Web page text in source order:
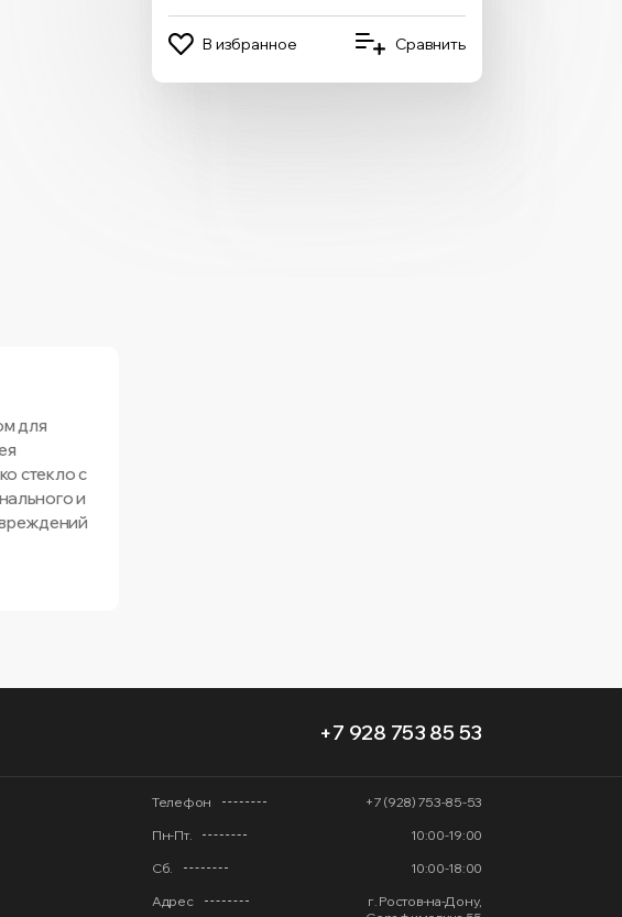
В избранное Сравнить
для
стекло с
и
+7 928 753 85 53
Телефон
+7 (928) 753-85-53
Пн-Пт.
10:00-19:00
Сб.
10:00-18:00
Адрес
г. Ростов-на-Дону,